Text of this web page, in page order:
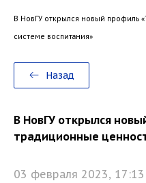
В НовГУ открылся новый профиль
системе воспитания»
Назад
В НовГУ открылся
традиционные
03 февраля 2023,